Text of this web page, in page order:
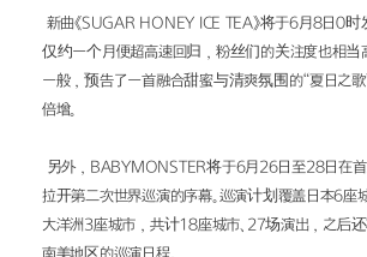
新曲《SUGAR HONEY ICE TEA》将于6月8日0时
仅约一个月便超高速回归，粉丝们的关注度也相当
一般，预告了一首融合甜蜜与清爽氛围的“夏日之
倍增。
另外，BABYMONSTER将于6月26日至28日在
拉开第二次世界巡演的序幕。巡演计划覆盖日本6座
大洋洲3座城市，共计18座城市、27场演出，之后